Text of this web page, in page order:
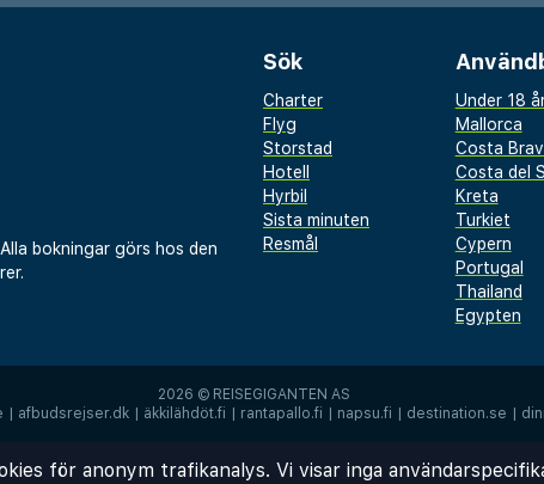
bokningar görs hos den
Sök
Charter
Flyg
Storstad
Hotell
Hyrbil
Sista minuten
Resmål
Under 18
Mallorca
Costa
Costa del
Kreta
Turkiet
Cypern
Portugal
Thailand
Egypten
2026 © REISEGIGANTEN AS
afbudsrejser.dk äkkilähdöt.fi rantapallo.fi napsu.fi destination.se
för anonym trafikanalys. Vi visar inga